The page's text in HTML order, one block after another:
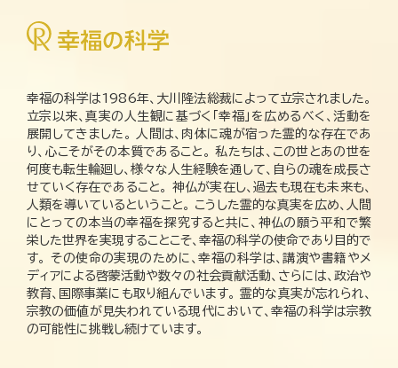
幸福の科学は1986年、大川隆法総裁によって立宗されました。
立宗以来、真実の人生観に基づく「幸福」を広めるべく、活動を
展開してきました。 人間は、肉体に魂が宿った霊的な存在であ
り、心こそがその本質であること。 私たちは、この世とあの世を
何度も転生輪廻し、様々な人生経験を通して、自らの魂を成長さ
せていく存在であること。 神仏が実在し、過去も現在も未来も、
人類を導いているということ。 こうした霊的な真実を広め、人間
にとっての本当の幸福を探究すると共に、神仏の願う平和で繁
栄した世界を実現することこそ、幸福の科学の使命であり目的で
す。 その使命の実現のために、幸福の科学は、講演や書籍やメ
ディアによる啓蒙活動や数々の社会貢献活動、さらには、政治や
教育、国際事業にも取り組んでいます。 霊的な真実が忘れられ、
宗教の価値が見失われている現代において、幸福の科学は宗教
の可能性に挑戦し続けています。